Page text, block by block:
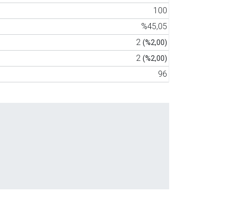
100
%45,05
2 (%2,00)
2 (%2,00)
96